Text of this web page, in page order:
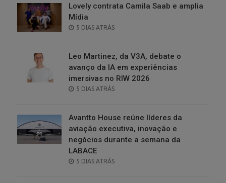
Lovely contrata Camila Saab e amplia
Mídia
POSTED
5 DIAS ATRÁS
Leo Martinez, da V3A, debate o
avanço da IA em experiências
imersivas no RIW 2026
POSTED
5 DIAS ATRÁS
Avantto House reúne líderes da
aviação executiva, inovação e
negócios durante a semana da
LABACE
POSTED
5 DIAS ATRÁS